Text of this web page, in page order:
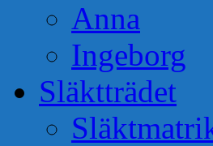
Anna
Ingeborg
Släktträdet